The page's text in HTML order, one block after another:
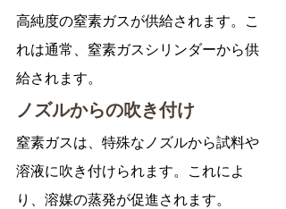
高純度の窒素ガスが供給されます。こ
れは通常、窒素ガスシリンダーから供
給されます。
ノズルからの吹き付け
窒素ガスは、特殊なノズルから試料や
溶液に吹き付けられます。これによ
り、溶媒の蒸発が促進されます。